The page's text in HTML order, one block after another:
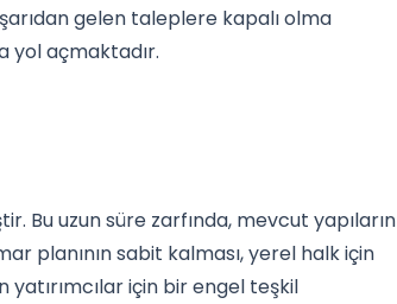
gelen taleplere kapalı olma
yol açmaktadır.
Bu uzun süre zarfında, mevcut yapıların
planının sabit kalması, yerel halk için
yatırımcılar için bir engel teşkil